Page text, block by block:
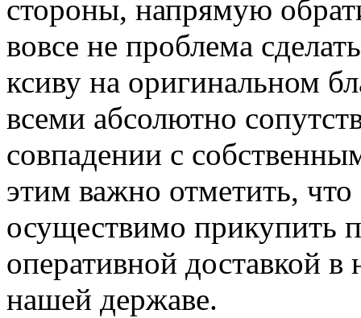
стороны, напрямую
вовсе не проблема
ксиву на оригинальном
всеми абсолютно
совпадении с
этим важно отметить,
осуществимо прикупить
оперативной доставкой
нашей державе.